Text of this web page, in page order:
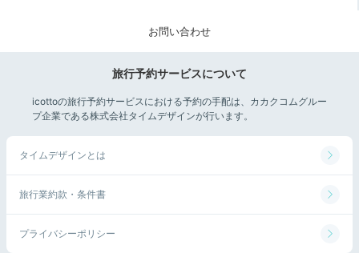
お問い合わせ
旅行予約サービスについて
icottoの旅行予約サービスにおける予約の手配は、カカクコムグルー
プ企業である株式会社タイムデザインが行います。
タイムデザインとは
旅行業約款・条件書
プライバシーポリシー